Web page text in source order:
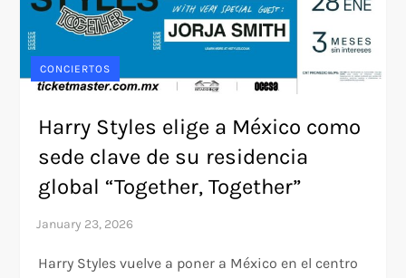
CONCIERTOS
Harry Styles elige a México como
sede clave de su residencia
global “Together, Together”
Harry Styles vuelve a poner a México en el centro